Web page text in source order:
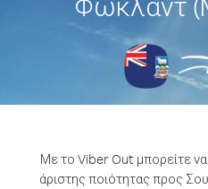
Με το Viber Out μπορείτε
άριστης ποιότητας προς